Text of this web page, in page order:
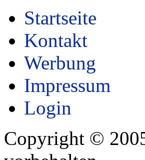
Startseite
Kontakt
Werbung
Impressum
Login
Copyright ©